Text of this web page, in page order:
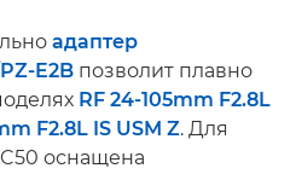
адаптер
E2B позволит плавно
RF 24-105mm F2.8L
F2.8L IS USM Z. Для
оснащена